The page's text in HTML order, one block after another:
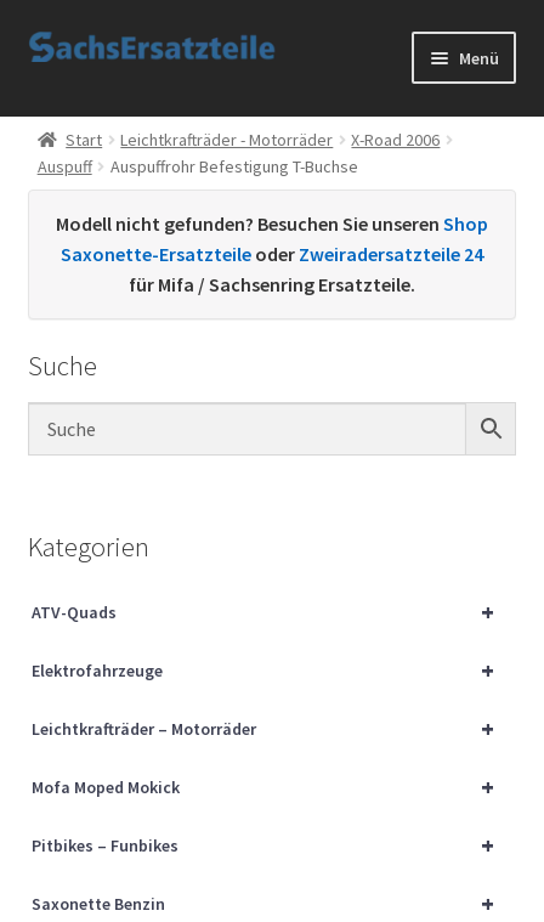
Zur
Zum
Menü
Start
AGB
Datenschutzerklärung
Kontakt
Sachs Ersatzteile
Über uns
Start Leichtkrafträder - Motorräder
X-Road 2006
Auspuff
Auspuffrohr Befestigung T-Buchse
Modell nicht gefunden? Besuchen Sie unseren Shop
Saxonette-Ersatzteile oder Zweiradersatzteile 24
für Mifa / Sachsenring Ersatzteile.
Suche
Kategorien
+
ATV-Quads
+
Elektrofahrzeuge
+
Leichtkrafträder – Motorräder
+
Mofa Moped Mokick
+
Pitbikes – Funbikes
+
Saxonette Benzin